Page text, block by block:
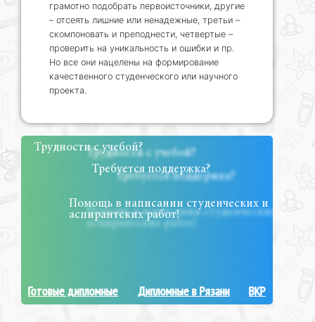
грамотно подобрать первоисточники, другие
– отсеять лишние или ненадежные, третьи –
скомпоновать и преподнести, четвертые –
проверить на уникальность и ошибки и пр.
Но все они нацелены на формирование
качественного студенческого или научного
проекта.
Трудности с учебой?
Требуется поддержка?
Помощь в написании студенческих и
аспирантских работ!
Готовые дипломные Дипломные в Рязани ВКР